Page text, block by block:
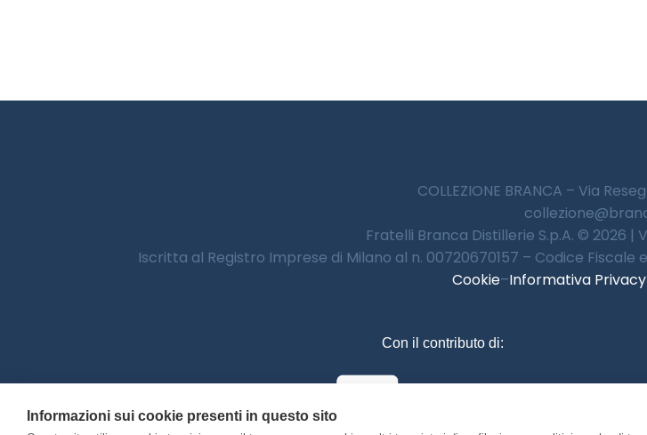
COLLEZIONE BRANCA – Via
Fratelli Branca Distillerie S.p.A. © 2026 |
Iscritta al Registro Imprese di Milano al n. 00720670157 – Codice Fiscale
Cookie–Informativa Privacy
Con il contributo di:
Informazioni sui cookie presenti in questo sito